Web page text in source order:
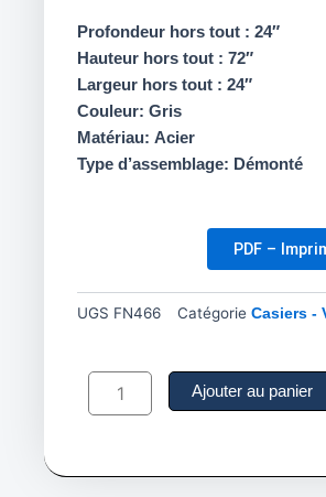
Profondeur hors tout : 24″
Hauteur hors tout : 72″
Largeur hors tout : 24″
Couleur: Gris
Matériau: Acier
Type d’assemblage: Démonté
PDF –
UGS FN466 Catégorie Casiers -
quantité
#3
équipement
Ajouter au panier